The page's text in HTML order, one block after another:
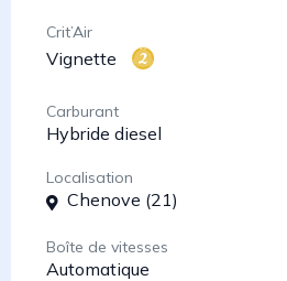
Crit’Air
Vignette
Carburant
Hybride diesel
Localisation
Chenove (21)
Boîte de vitesses
Automatique